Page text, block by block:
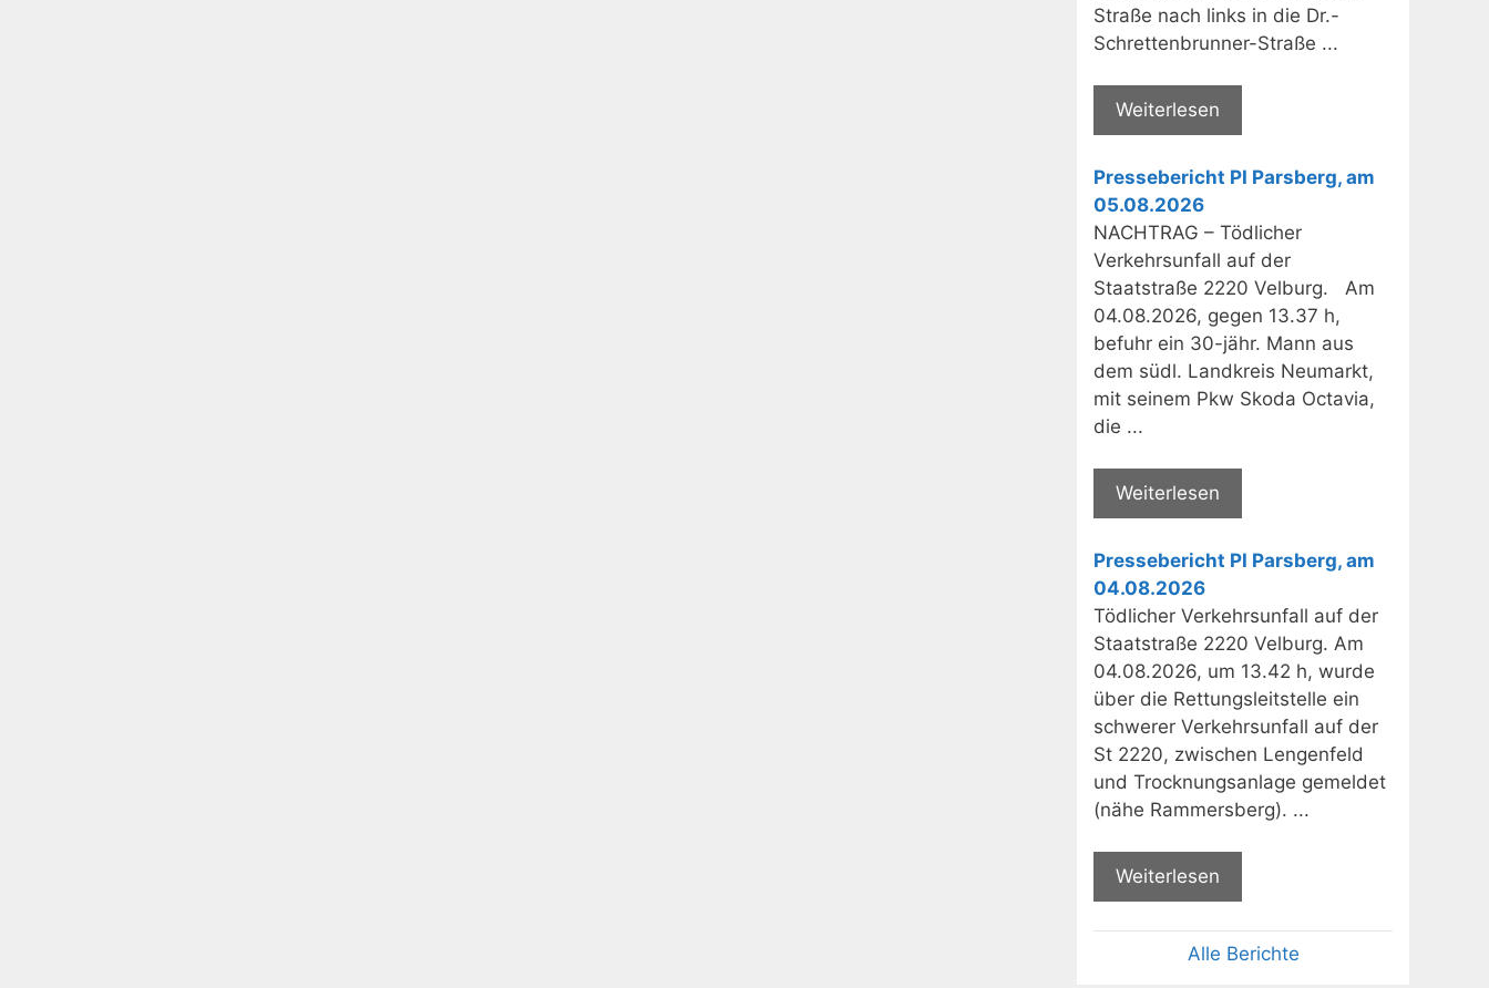
Straße nach links in die Dr.-
Schrettenbrunner-Straße ...
Weiterlesen
Pressebericht PI Parsberg, am
05.08.2026
NACHTRAG – Tödlicher
Verkehrsunfall auf der
Staatstraße 2220 Velburg. Am
04.08.2026, gegen 13.37 h,
befuhr ein 30-jähr. Mann aus
dem südl. Landkreis Neumarkt,
mit seinem Pkw Skoda Octavia,
die ...
Weiterlesen
Pressebericht PI Parsberg, am
04.08.2026
Tödlicher Verkehrsunfall auf der
Staatstraße 2220 Velburg. Am
04.08.2026, um 13.42 h, wurde
über die Rettungsleitstelle ein
schwerer Verkehrsunfall auf der
St 2220, zwischen Lengenfeld
und Trocknungsanlage gemeldet
(nähe Rammersberg). ...
Weiterlesen
Alle Berichte